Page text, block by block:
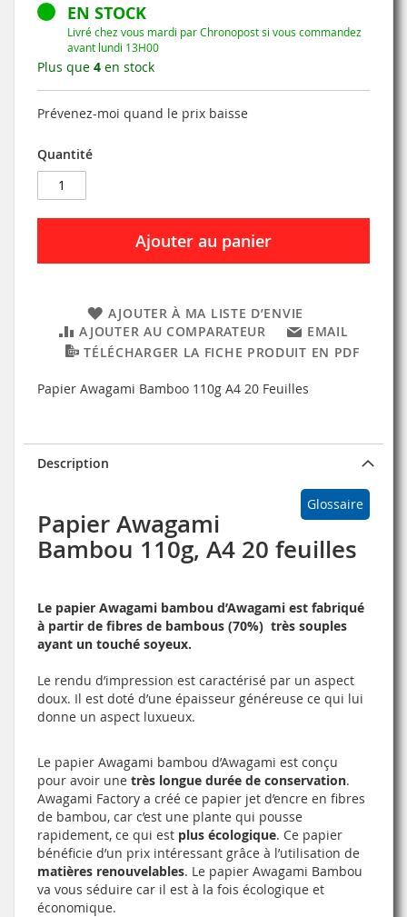
EN STOCK
Livré chez vous mardi par Chronopost si vous commandez
avant lundi 13H00
Plus que 4 en stock
Prévenez-moi quand le prix baisse
Quantité
Ajouter au panier
AJOUTER À MA LISTE D’ENVIE
AJOUTER AU COMPARATEUR
EMAIL
TÉLÉCHARGER LA FICHE PRODUIT EN PDF
Papier Awagami Bamboo 110g A4 20 Feuilles
Description
Glossaire
Papier Awagami
Bambou 110g, A4 20 feuilles
Le papier Awagami bambou d’Awagami est fabriqué
à partir de fibres de bambous (70%) très souples
ayant un touché soyeux.
Le rendu d’impression est caractérisé par un aspect
doux. Il est doté d’une épaisseur généreuse ce qui lui
donne un aspect luxueux.
Le papier Awagami bambou d’Awagami est conçu
pour avoir une très longue durée de conservation.
Awagami Factory a créé ce papier jet d’encre en fibres
de bambou, car c’est une plante qui pousse
rapidement, ce qui est plus écologique. Ce papier
bénéficie d’un prix intéressant grâce à l’utilisation de
matières renouvelables. Le papier Awagami Bambou
va vous séduire car il est à la fois écologique et
économique.